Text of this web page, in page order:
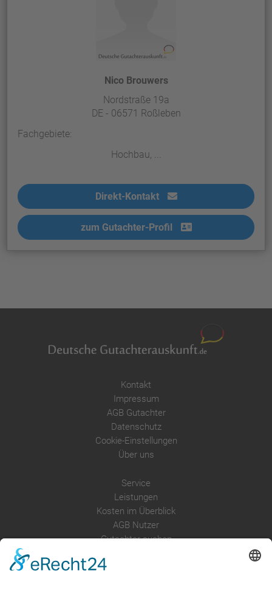
Nico Brouwers
Nordstraße 19a
DE - 06571 Roßleben
Fachgebiete:
Hochbau, ...
Direkt-Kontakt
zum Gutachter-Profil
Kontakt
Impressum
AGB Gutachter
Datenschutz
Cookie-Einstellungen
Über uns
Service
Leistungen
Kosten im Überblick
AGB Nutzer
Gutachter suchen